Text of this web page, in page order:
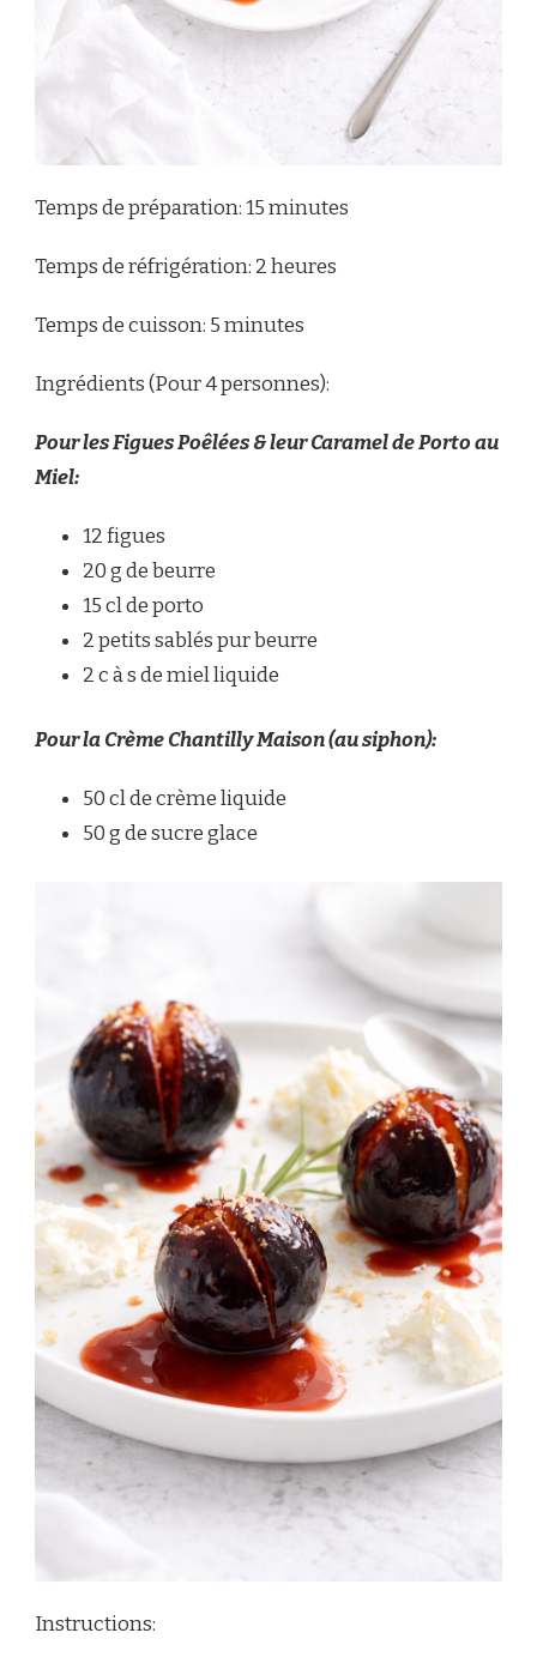
Temps de préparation: 15 minutes
Temps de réfrigération: 2 heures
Temps de cuisson: 5 minutes
Ingrédients (Pour 4 personnes):
Pour les Figues Poêlées & leur Caramel de Porto au
Miel:
12 figues
20 g de beurre
15 cl de porto
2 petits sablés pur beurre
2 c à s de miel liquide
Pour la Crème Chantilly Maison (au siphon):
50 cl de crème liquide
50 g de sucre glace
Instructions: